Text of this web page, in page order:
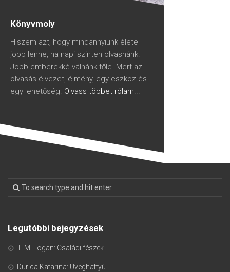
Könyvmoly
Hiszem azt, hogy mindannyiunk élete
jobb lenne, ha napi szinten olvasnánk.
Jobb emberekké válnánk tőle. Mert az
olvasás élvezet, élmény, egy eszköz és
egy lehetőség. Olvass többet rólam...
Legutóbbi bejegyzések
T. M. Logan: Családi fészek
Durica Katarina: Üveghattyú